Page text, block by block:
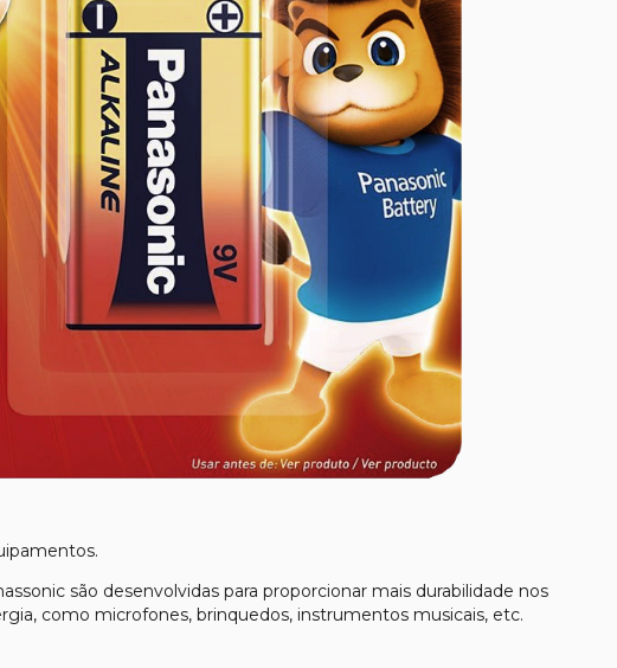
são desenvolvidas para proporcionar mais durabilidade nos
como microfones, brinquedos, instrumentos musicais, etc.